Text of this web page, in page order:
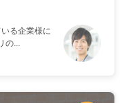
る企業様に
の...